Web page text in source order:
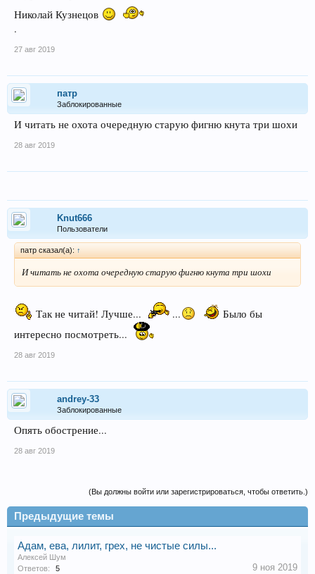
Николай Кузнецов
.
27 авг 2019
патр
Заблокированные
И читать не охота очередную старую фигню кнута три шохи
28 авг 2019
Knut666
Пользователи
патр сказал(а): ↑
И читать не охота очередную старую фигню кнута три шохи
Так не читай! Лучше... ...
Было бы
интересно посмотреть...
28 авг 2019
andrey-33
Заблокированные
Опять обострение...
28 авг 2019
(Вы должны войти или зарегистрироваться, чтобы ответить.)
Предыдущие темы
Адам, ева, лилит, грех, не чистые силы...
Алексей Шум
Ответов:
5 9 ноя 2019